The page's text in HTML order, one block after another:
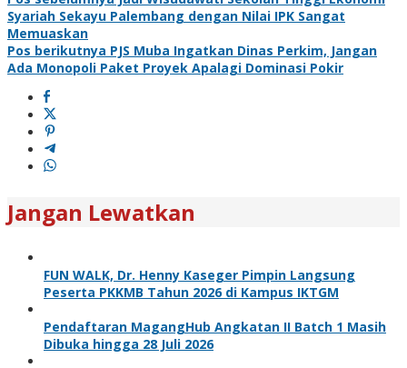
Syariah Sekayu Palembang dengan Nilai IPK Sangat
Memuaskan
Pos berikutnya PJS Muba Ingatkan Dinas Perkim, Jangan
Ada Monopoli Paket Proyek Apalagi Dominasi Pokir
Jangan Lewatkan
FUN WALK, Dr. Henny Kaseger Pimpin Langsung
Peserta PKKMB Tahun 2026 di Kampus IKTGM
Pendaftaran MagangHub Angkatan II Batch 1 Masih
Dibuka hingga 28 Juli 2026